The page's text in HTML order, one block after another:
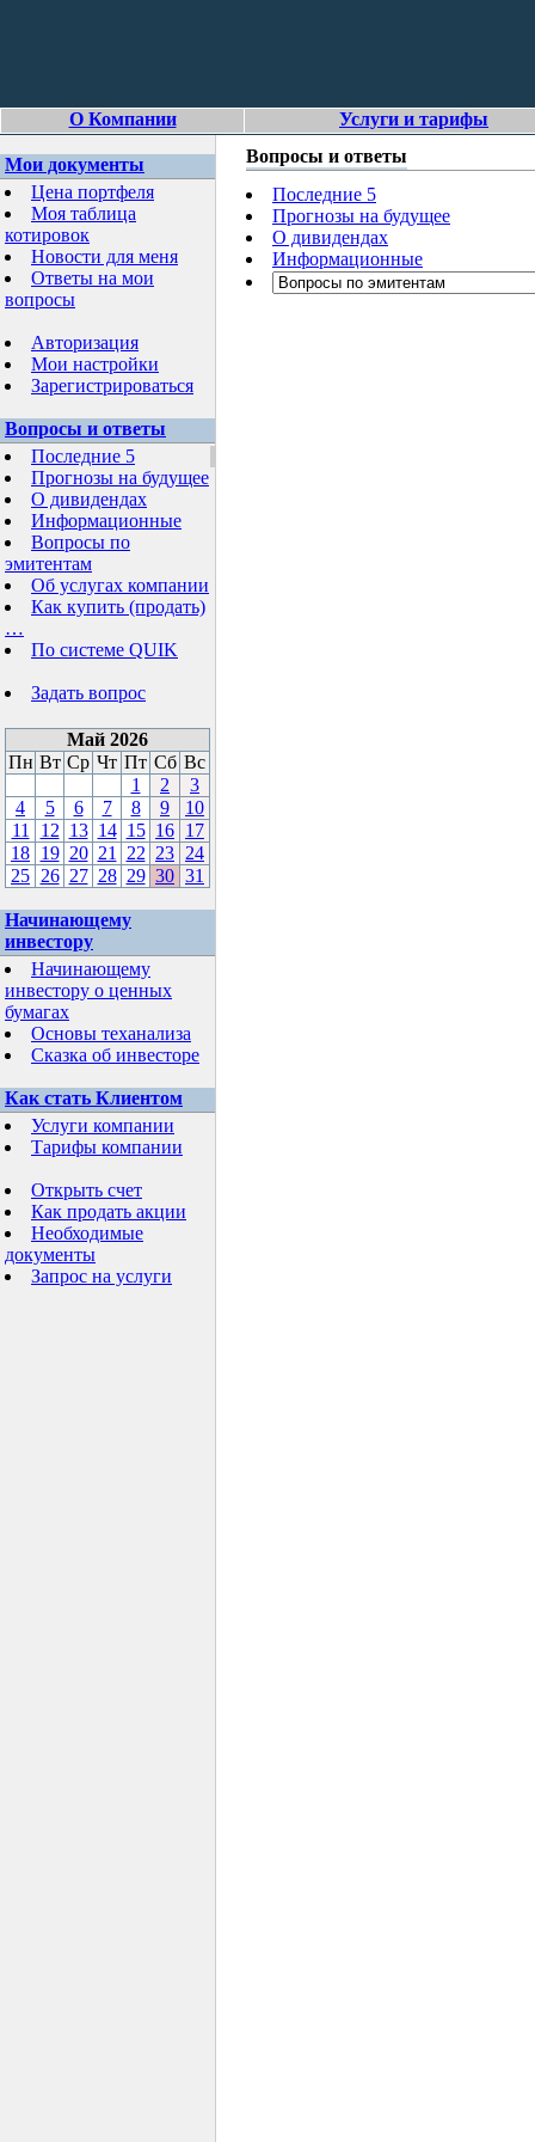
О Компании Услуги и тарифы
Мои документы
Цена портфеля
Моя таблица
котировок
Новости для меня
Ответы на мои
вопросы
Авторизация
Мои настройки
Зарегистрироваться
Вопросы и ответы
Последние 5
Прогнозы на будущее
О дивидендах
Информационные
Вопросы по
эмитентам
Об услугах компании
Как купить (продать)
…
По системе QUIK
Задать вопрос
Май 2026
Пн Вт Ср Чт Пт Сб Вс
1
2
3
4
5 6 7 8 9
10
11
12 13 14 15 16 17
18 19 20 21 22 23 24
25 26 27 28 29 30 31
Начинающему
инвестору
Начинающему
инвестору о ценных
бумагах
Основы теханализа
Сказка об инвесторе
Как стать Клиентом
Услуги компании
Тарифы компании
Открыть счет
Как продать акции
Необходимые
документы
Запрос на услуги
Вопросы и ответы
Последние 5
Прогнозы на будущее
О дивидендах
Информационные